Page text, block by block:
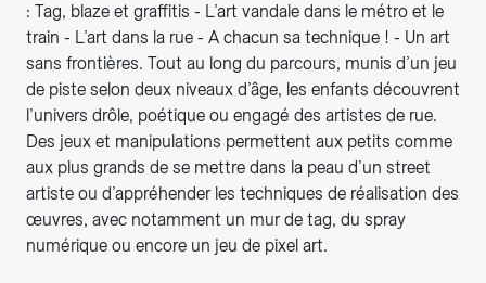
: Tag, blaze et graffitis - L’art vandale dans le métro et le
train - L’art dans la rue - A chacun sa technique ! - Un art
sans frontières. Tout au long du parcours, munis d’un jeu
de piste selon deux niveaux d’âge, les enfants découvrent
l’univers drôle, poétique ou engagé des artistes de rue.
Des jeux et manipulations permettent aux petits comme
aux plus grands de se mettre dans la peau d’un street
artiste ou d’appréhender les techniques de réalisation des
œuvres, avec notamment un mur de tag, du spray
numérique ou encore un jeu de pixel art.